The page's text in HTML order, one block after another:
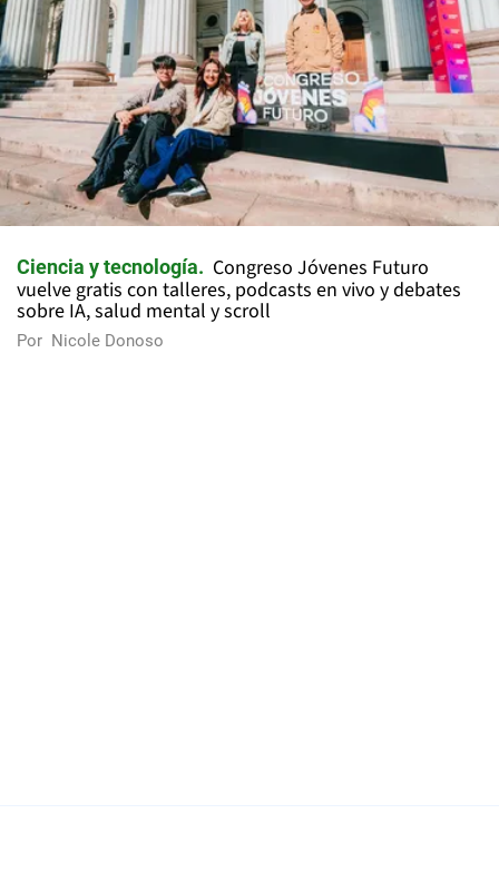
Ciencia y tecnología
Congreso Jóvenes Futuro
vuelve gratis con talleres, podcasts en vivo y debates
sobre IA, salud mental y scroll
Por Nicole Donoso